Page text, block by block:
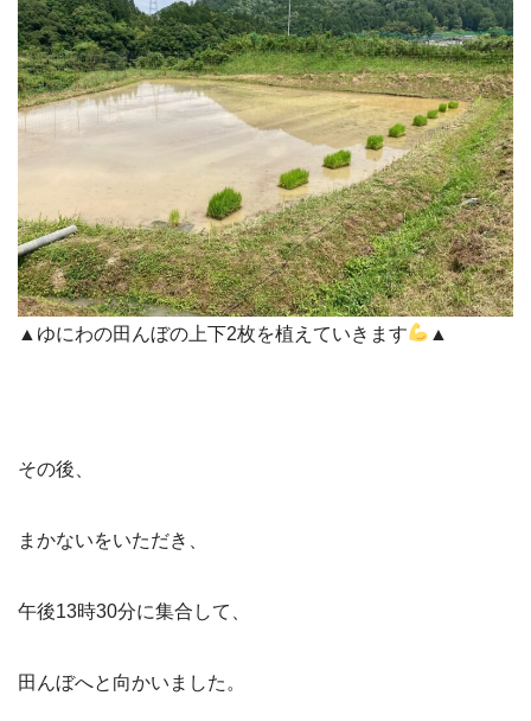
▲ゆにわの田んぼの上下2枚を植えていきます ▲
その後、
まかないをいただき、
午後13時30分に集合して、
田んぼへと向かいました。